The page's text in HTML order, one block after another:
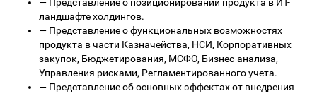
ландшафте холдингов.
— Представление о функциональных возможностях
продукта в части Казначейства, НСИ, Корпоративных
закупок, Бюджетирования, МСФО, Бизнес-анализа,
Управления рисками, Регламентированного учета.
— Представление об основных эффектах от внедрения